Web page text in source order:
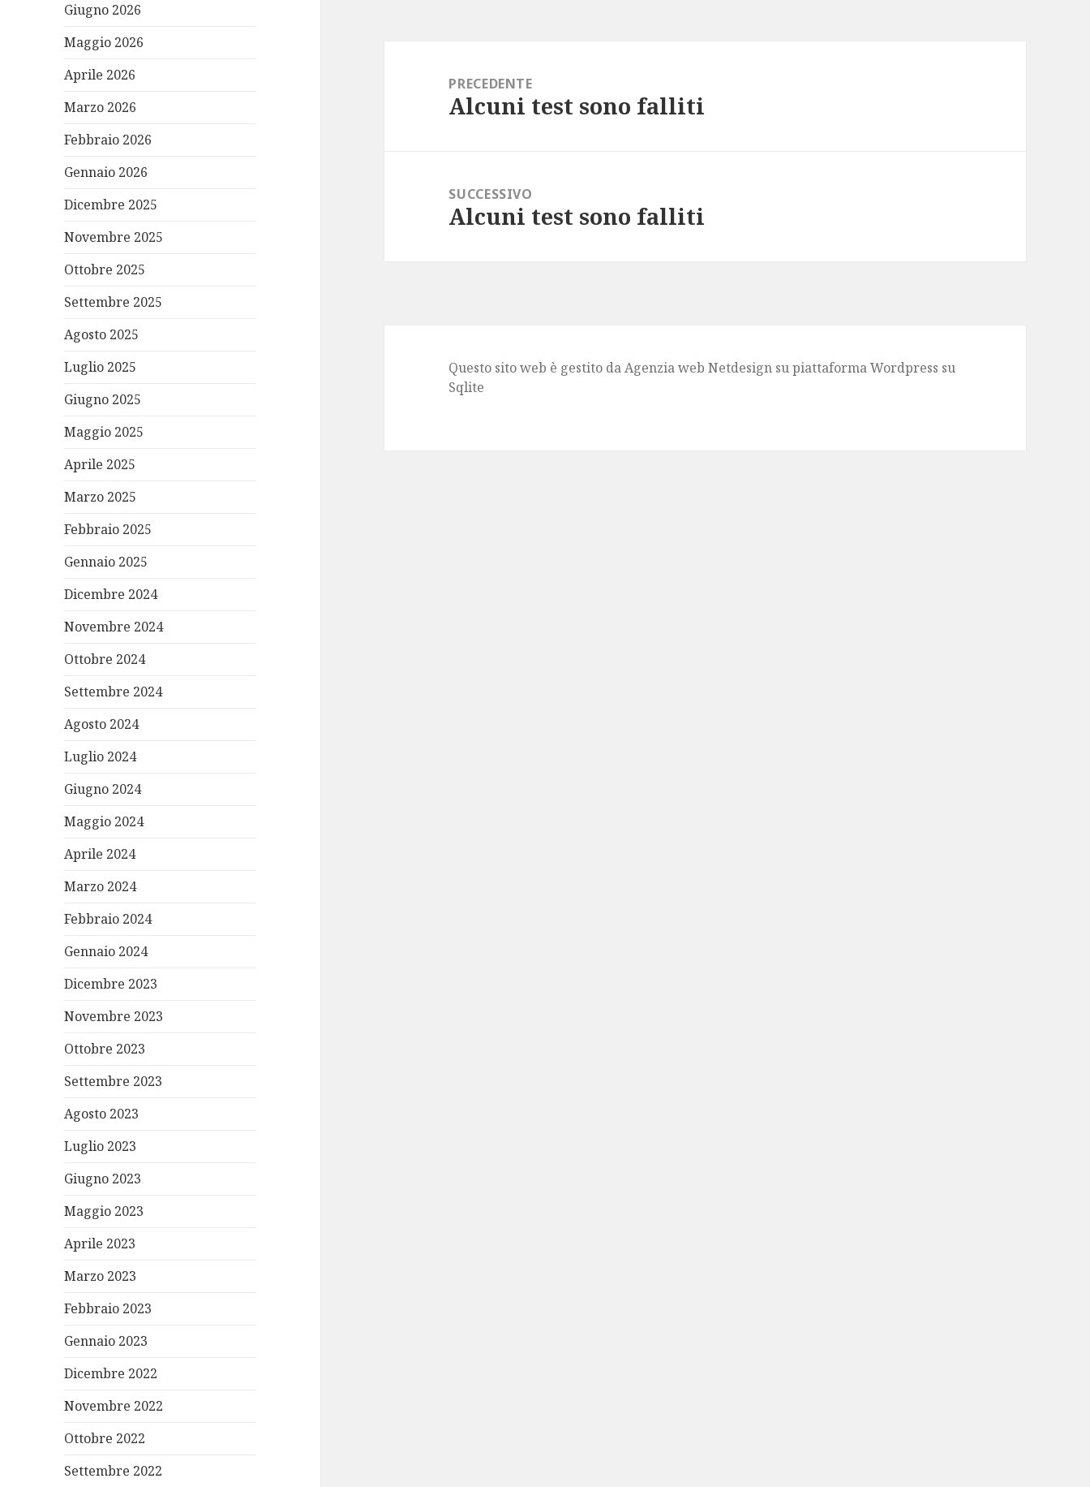
Giugno 2026
Maggio 2026
Aprile 2026
Marzo 2026
Febbraio 2026
Gennaio 2026
Dicembre 2025
Novembre 2025
Ottobre 2025
Settembre 2025
Agosto 2025
Luglio 2025
Giugno 2025
Maggio 2025
Aprile 2025
Marzo 2025
Febbraio 2025
Gennaio 2025
Dicembre 2024
Novembre 2024
Ottobre 2024
Settembre 2024
Agosto 2024
Luglio 2024
Giugno 2024
Maggio 2024
Aprile 2024
Marzo 2024
Febbraio 2024
Gennaio 2024
Dicembre 2023
Novembre 2023
Ottobre 2023
Settembre 2023
Agosto 2023
Luglio 2023
Giugno 2023
Maggio 2023
Aprile 2023
Marzo 2023
Febbraio 2023
Gennaio 2023
Dicembre 2022
Novembre 2022
Ottobre 2022
Settembre 2022
PRECEDENTE
Articolo
Alcuni test sono falliti
SUCCESSIVO
Articolo
Alcuni test sono falliti
Questo sito web è gestito daAgenzia web Netdesign su piattaforma Wordpress su
Sqlite